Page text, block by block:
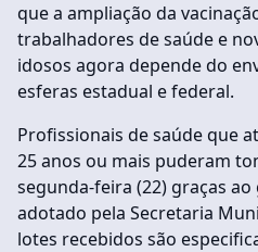
que a ampliação da
trabalhadores de saúde e
idosos agora depende do
esferas estadual e federal.
Profissionais de saúde que
25 anos ou mais puderam
segunda-feira (22) graças
adotado pela Secretaria
lotes recebidos são